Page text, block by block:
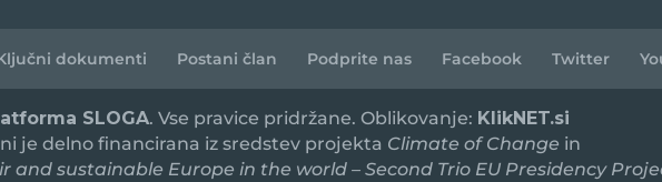
dokumenti Postani član Podprite nas Facebook Twitter
SLOGA. Vse pravice pridržane. Oblikovanje: KlikNET.si
je delno financirana iz sredstev projekta Climate of Change in
and sustainable Europe in the world – Second Trio EU Presidency